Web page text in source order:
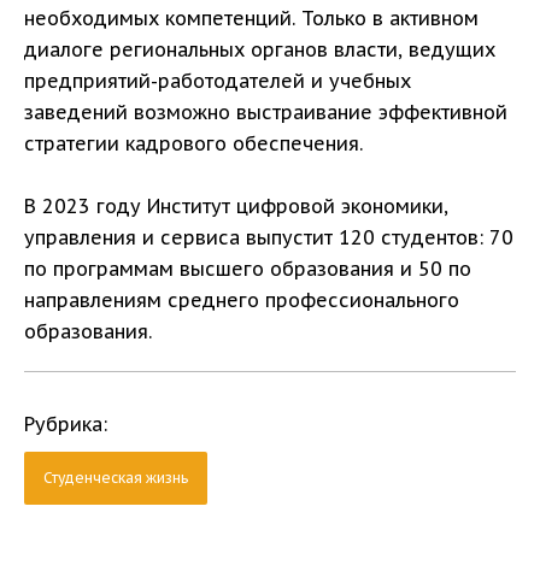
необходимых компетенций. Только в активном
диалоге региональных органов власти, ведущих
предприятий-работодателей и учебных
заведений возможно выстраивание эффективной
стратегии кадрового обеспечения.
В 2023 году Институт цифровой экономики,
управления и сервиса выпустит 120 студентов: 70
по программам высшего образования и 50 по
направлениям среднего профессионального
образования.
Рубрика:
Студенческая жизнь